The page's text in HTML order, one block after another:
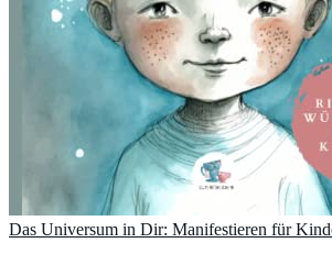
Das Universum in Dir: Manifestieren für